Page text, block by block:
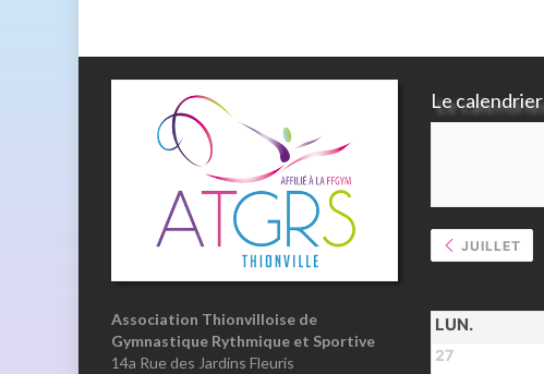
Association Thionvilloise de
Gymnastique Rythmique et Sportive
14a Rue des Jardins Fleuris
Le calendrier
JUILLET
LUN.
27